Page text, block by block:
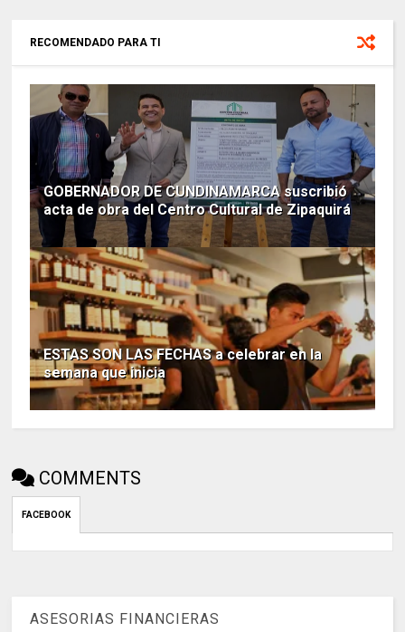
RECOMENDADO PARA TI
GOBERNADOR DE CUNDINAMARCA suscribió
acta de obra del Centro Cultural de Zipaquirá
ESTAS SON LAS FECHAS a celebrar en la
semana que inicia
COMMENTS
FACEBOOK
ASESORIAS FINANCIERAS